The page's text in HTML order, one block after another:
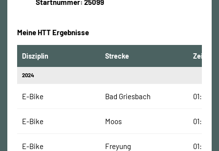
Startnummer: 25099
Meine HTT Ergebnisse
Disziplin Strecke Zeit
2024
E-Bike Bad Griesbach
E-Bike Moos
E-Bike Freyung